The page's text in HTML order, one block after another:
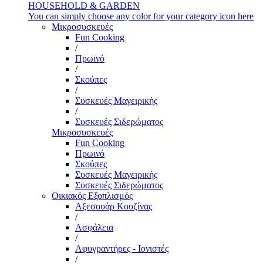
HOUSEHOLD & GARDEN
You can simply choose any color for your category icon here
Μικροσυσκευές
Fun Cooking
/
Πρωινό
/
Σκούπες
/
Συσκευές Μαγειρικής
/
Συσκευές Σιδερώματος
Μικροσυσκευές
Fun Cooking
Πρωινό
Σκούπες
Συσκευές Μαγειρικής
Συσκευές Σιδερώματος
Οικιακός Εξοπλισμός
Αξεσουάρ Κουζίνας
/
Ασφάλεια
/
Αφυγραντήρες - Ιονιστές
/